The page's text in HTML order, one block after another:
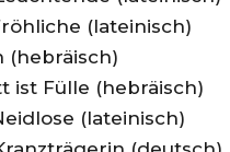
(lateinisch)
(hebräisch)
ist Fülle (hebräisch)
(lateinisch)